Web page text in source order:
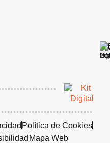
Política de Cookies
Mapa Web